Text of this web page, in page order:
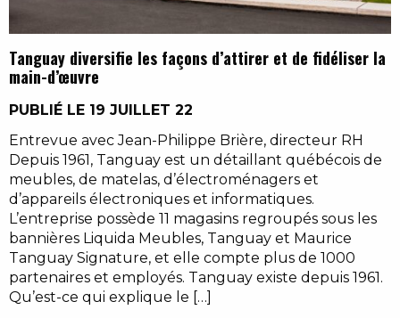
Tanguay diversifie les façons d’attirer et de fidéliser la
main-d’œuvre
PUBLIÉ LE 19 JUILLET 22
Entrevue avec Jean-Philippe Brière, directeur RH
Depuis 1961, Tanguay est un détaillant québécois de
meubles, de matelas, d’électroménagers et
d’appareils électroniques et informatiques.
L’entreprise possède 11 magasins regroupés sous les
bannières Liquida Meubles, Tanguay et Maurice
Tanguay Signature, et elle compte plus de 1000
partenaires et employés. Tanguay existe depuis 1961.
Qu’est-ce qui explique le […]